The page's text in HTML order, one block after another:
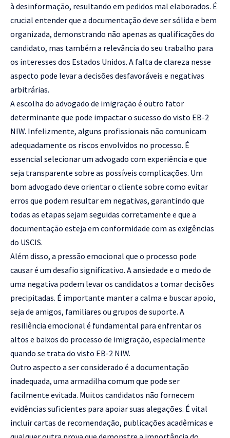
à desinformação, resultando em pedidos mal elaborados. É
crucial entender que a documentação deve ser sólida e bem
organizada, demonstrando não apenas as qualificações do
candidato, mas também a relevância do seu trabalho para
os interesses dos Estados Unidos. A falta de clareza nesse
aspecto pode levar a decisões desfavoráveis e negativas
arbitrárias.
A escolha do advogado de imigração é outro fator
determinante que pode impactar o sucesso do visto EB-2
NIW. Infelizmente, alguns profissionais não comunicam
adequadamente os riscos envolvidos no processo. É
essencial selecionar um advogado com experiência e que
seja transparente sobre as possíveis complicações. Um
bom advogado deve orientar o cliente sobre como evitar
erros que podem resultar em negativas, garantindo que
todas as etapas sejam seguidas corretamente e que a
documentação esteja em conformidade com as exigências
do USCIS.
Além disso, a pressão emocional que o processo pode
causar é um desafio significativo. A ansiedade e o medo de
uma negativa podem levar os candidatos a tomar decisões
precipitadas. É importante manter a calma e buscar apoio,
seja de amigos, familiares ou grupos de suporte. A
resiliência emocional é fundamental para enfrentar os
altos e baixos do processo de imigração, especialmente
quando se trata do visto EB-2 NIW.
Outro aspecto a ser considerado é a documentação
inadequada, uma armadilha comum que pode ser
facilmente evitada. Muitos candidatos não fornecem
evidências suficientes para apoiar suas alegações. É vital
incluir cartas de recomendação, publicações acadêmicas e